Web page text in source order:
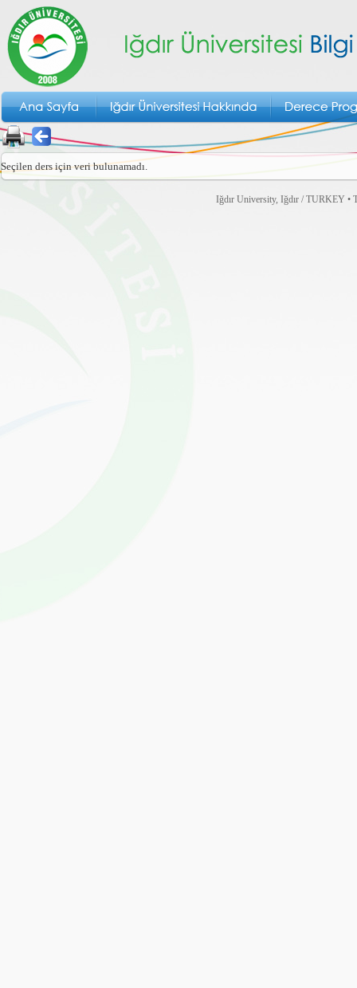
Seçilen ders için veri bulunamadı.
Iğdır University, Iğdır / TURKEY •